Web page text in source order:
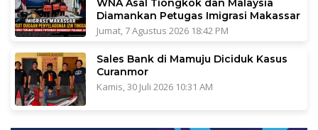
Diamankan Petugas Imigrasi Makassar
Jumat, 7 Agustus 2026 18:42 PM
Sales Bank di Mamuju Diciduk Kasus
Curanmor
Kamis, 30 Juli 2026 10:31 AM